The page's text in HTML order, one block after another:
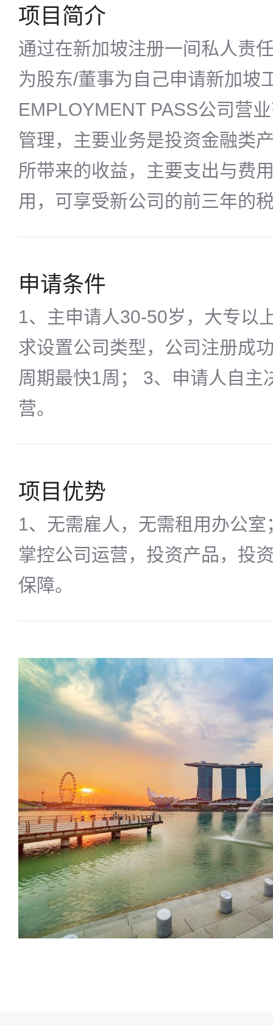
项目简介
通过在新加坡注册一间私人责
为股东/董事为自己申请新加坡
EMPLOYMENT PASS公司营
管理，主要业务是投资金融类
所带来的收益，主要支出与费
用，可享受新公司的前三年的
申请条件
1、主申请人30-50岁，大专以
求设置公司类型，公司注册成
周期最快1周； 3、申请人自主
营。
项目优势
1、无需雇人，无需租用办公
掌控公司运营，投资产品，投
保障。